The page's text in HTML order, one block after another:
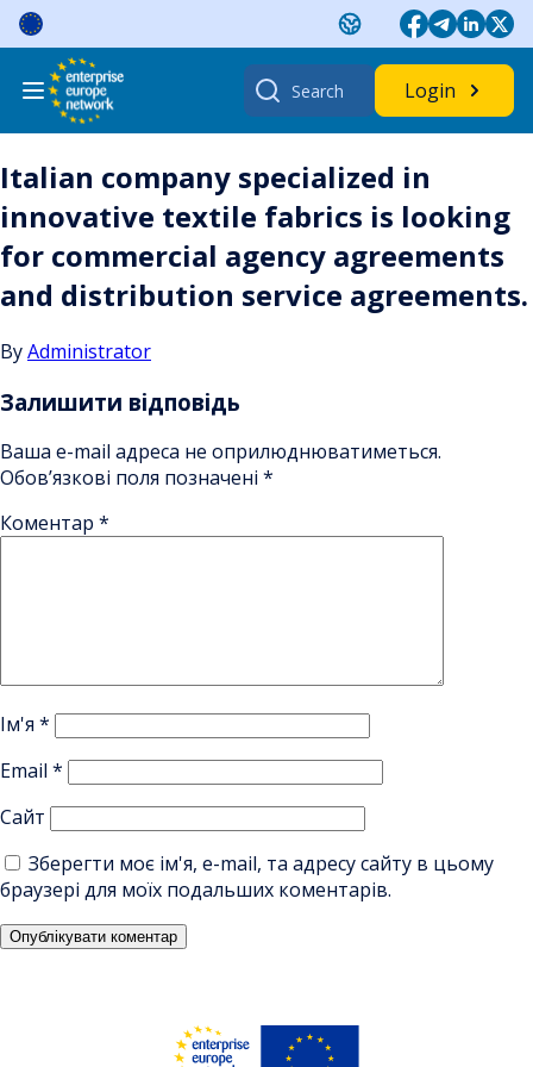
Skip
content
Search
for:
Login
Italian company specialized in
innovative textile fabrics is looking
for commercial agency agreements
and distribution service agreements.
ByAdministrator
Залишити відповідь
Ваша e-mail адреса не оприлюднюватиметься.
Обов’язкові поля позначені *
Коментар *
Ім'я *
Email *
Сайт
Зберегти моє ім'я, e-mail, та адресу сайту в цьому
браузері для моїх подальших коментарів.